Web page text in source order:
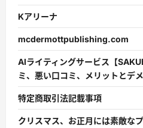
Kアリーナ
mcdermottpublishing.com
AIライティングサービス【
ミ、悪い口コミ、メリットとデ
特定商取引法記載事項
クリスマス、お正月には素敵な